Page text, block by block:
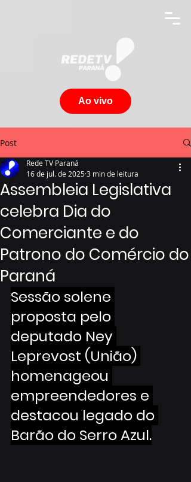
Ao vivo
Post
Assembleia Legislativa
celebra Dia do
Comerciante e do
Patrono do Comércio do
Paraná
Rede TV Paraná
16 de jul. de 20253 min de leitura
Sessão solene
proposta pelo
deputado Ney
Leprevost (União)
homenageou
empreendedores e
destacou legado do
Barão do Serro Azul.